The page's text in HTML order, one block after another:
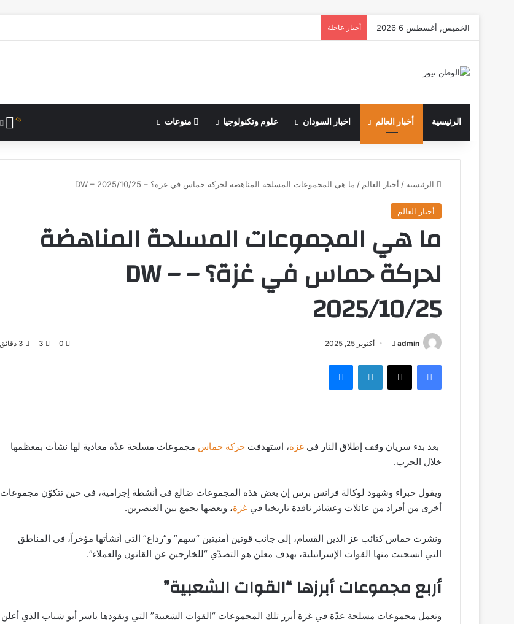
الخميس, أغسطس 6 2026 أخبار عاجلة
الرئيسية أخبار العالم اخبار السودان علوم وتكنولوجيا منوعات
الرئيسية / أخبار العالم / ما هي المجموعات المسلحة المناهضة لحركة حماس في غزة؟ – DW – 2025/10/25
أخبار العالم
ما هي المجموعات المسلحة المناهضة
لحركة حماس في غزة؟ – DW –
2025/10/25
admin
ل
د
ك
ا
أكتوبر 25, 2025 0
3
فيسبوك لينكدإن
بعد بدء سريان وقف إطلاق النار في غزة، استهدفت حركة حماس مجموعات مسلحة عدّة معادية لها نشأت بمعظمها
خلال الحرب.
ويقول خبراء وشهود لوكالة فرانس برس إن بعض هذه المجموعات ضالع في أنشطة إجرامية، في حين تتكوّن مجموعات
أخرى من أفراد من عائلات وعشائر نافذة تاريخيا في غزة، وبعضها يجمع بين العنصرين.
ونشرت حماس كتائب عز الدين القسام، إلى جانب قوتين أمنيتين “سهم” و”رداع” التي أنشأتها مؤخراً، في المناطق
التي انسحبت منها القوات الإسرائيلية، بهدف معلن هو التصدّي “للخارجين عن القانون والعملاء”.
أربع مجموعات أبرزها “القوات الشعبية”
وتعمل مجموعات مسلحة عدّة في غزة أبرز تلك المجموعات “القوات الشعبية” التي ويقودها ياسر أبو شباب الذي أعلن